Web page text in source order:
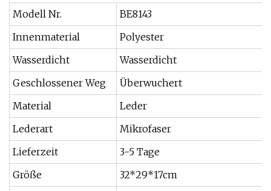
Modell Nr.
BE8143
Innenmaterial
Polyester
Wasserdicht
Wasserdicht
Geschlossener Weg
Überwuchert
Material
Leder
Lederart
Mikrofaser
Lieferzeit
3-5 Tage
Größe
32*29*17cm